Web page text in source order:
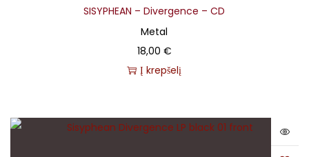
SISYPHEAN – Divergence – CD
Metal
18,00 €
Į krepšelį